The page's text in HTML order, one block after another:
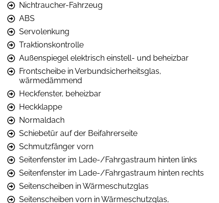
Nichtraucher-Fahrzeug
ABS
Servolenkung
Traktionskontrolle
Außenspiegel elektrisch einstell- und beheizbar
Frontscheibe in Verbundsicherheitsglas,
wärmedämmend
Heckfenster, beheizbar
Heckklappe
Normaldach
Schiebetür auf der Beifahrerseite
Schmutzfänger vorn
Seitenfenster im Lade-/Fahrgastraum hinten links
Seitenfenster im Lade-/Fahrgastraum hinten rechts
Seitenscheiben in Wärmeschutzglas
Seitenscheiben vorn in Wärmeschutzglas,